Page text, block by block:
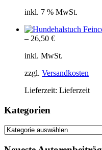
inkl. 7 % MwSt.
– 26,50 €
inkl. MwSt.
zzgl. Versandkosten
Lieferzeit: Lieferzeit
Kategorien
Kategorien